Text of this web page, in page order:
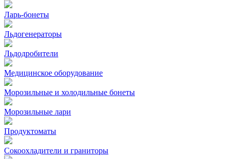
Ларь-бонеты
Льдогенераторы
Льдодробители
Медицинское оборудование
Морозильные и холодильные бонеты
Морозильные лари
Продуктоматы
Сокоохладители и граниторы